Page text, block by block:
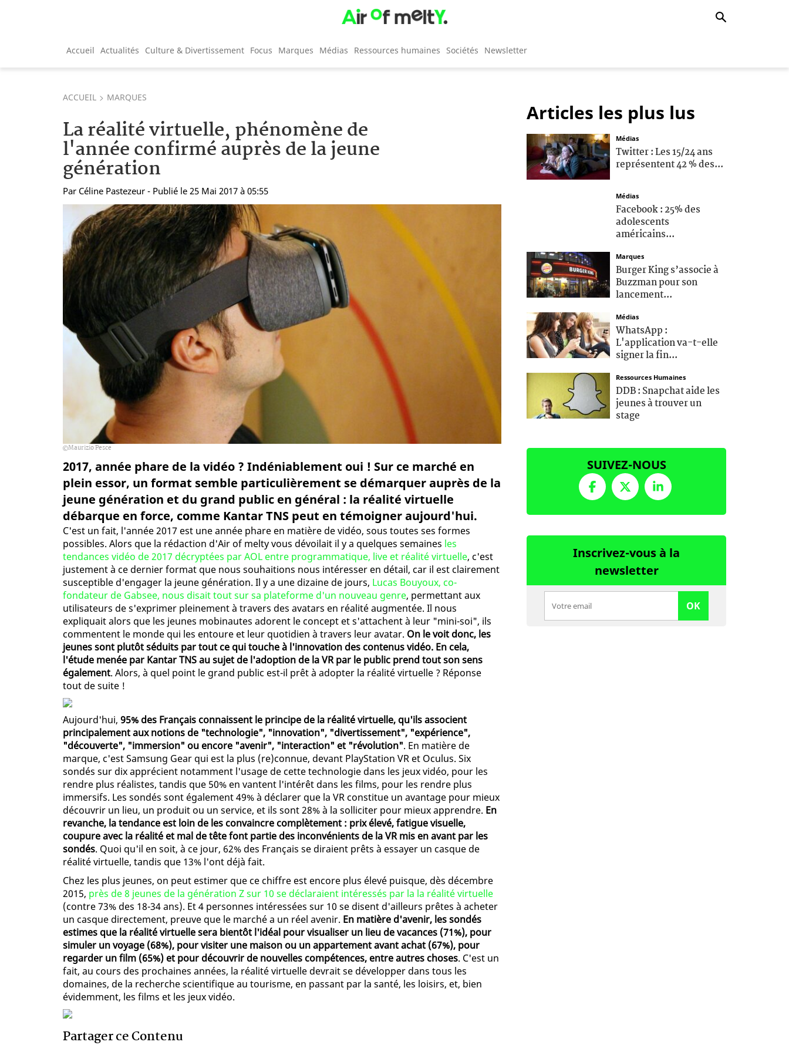
Accueil Actualités Culture & Divertissement Focus Marques Médias Ressources humaines Sociétés Newsletter
ACCUEIL MARQUES
La réalité virtuelle, phénomène de
l'année confirmé auprès de la jeune
génération
Par Céline Pastezeur - Publié le 25 Mai 2017 à 05:55
Maurizio Pesce
2017, année phare de la vidéo ? Indéniablement oui ! Sur ce marché en
plein essor, un format semble particulièrement se démarquer auprès de la
jeune génération et du grand public en général : la réalité virtuelle
débarque en force, comme Kantar TNS peut en témoigner aujourd'hui.
C'est un fait, l'année 2017 est une année phare en matière de vidéo, sous toutes ses formes
possibles. Alors que la rédaction d'Air of melty vous dévoilait il y a quelques semaines les
tendances vidéo de 2017 décryptées par AOL entre programmatique, live et réalité virtuelle, c'est
justement à ce dernier format que nous souhaitions nous intéresser en détail, car il est clairement
susceptible d'engager la jeune génération. Il y a une dizaine de jours, Lucas Bouyoux, co-
fondateur de Gabsee, nous disait tout sur sa plateforme d'un nouveau genre, permettant aux
utilisateurs de s'exprimer pleinement à travers des avatars en réalité augmentée. Il nous
expliquait alors que les jeunes mobinautes adorent le concept et s'attachent à leur "mini-soi", ils
commentent le monde qui les entoure et leur quotidien à travers leur avatar. On le voit donc, les
jeunes sont plutôt séduits par tout ce qui touche à l'innovation des contenus vidéo. En cela,
l'étude menée par Kantar TNS au sujet de l'adoption de la VR par le public prend tout son sens
également. Alors, à quel point le grand public est-il prêt à adopter la réalité virtuelle ? Réponse
tout de suite !
Aujourd'hui, 95% des Français connaissent le principe de la réalité virtuelle, qu'ils associent
principalement aux notions de "technologie", "innovation", "divertissement", "expérience",
"découverte", "immersion" ou encore "avenir", "interaction" et "révolution". En matière de
marque, c'est Samsung Gear qui est la plus (re)connue, devant PlayStation VR et Oculus. Six
sondés sur dix apprécient notamment l'usage de cette technologie dans les jeux vidéo, pour les
rendre plus réalistes, tandis que 50% en vantent l'intérêt dans les films, pour les rendre plus
immersifs. Les sondés sont également 49% à déclarer que la VR constitue un avantage pour mieux
découvrir un lieu, un produit ou un service, et ils sont 28% à la solliciter pour mieux apprendre. En
revanche, la tendance est loin de les convaincre complètement : prix élevé, fatigue visuelle,
coupure avec la réalité et mal de tête font partie des inconvénients de la VR mis en avant par les
sondés. Quoi qu'il en soit, à ce jour, 62% des Français se diraient prêts à essayer un casque de
réalité virtuelle, tandis que 13% l'ont déjà fait.
Chez les plus jeunes, on peut estimer que ce chiffre est encore plus élevé puisque, dès décembre
2015, près de 8 jeunes de la génération Z sur 10 se déclaraient intéressés par la la réalité virtuelle
(contre 73% des 18-34 ans). Et 4 personnes intéressées sur 10 se disent d'ailleurs prêtes à acheter
un casque directement, preuve que le marché a un réel avenir. En matière d'avenir, les sondés
estimes que la réalité virtuelle sera bientôt l'idéal pour visualiser un lieu de vacances (71%), pour
simuler un voyage (68%), pour visiter une maison ou un appartement avant achat (67%), pour
regarder un film (65%) et pour découvrir de nouvelles compétences, entre autres choses. C'est un
fait, au cours des prochaines années, la réalité virtuelle devrait se développer dans tous les
domaines, de la recherche scientifique au tourisme, en passant par la santé, les loisirs, et, bien
évidemment, les films et les jeux vidéo.
Partager ce Contenu
Articles les plus lus
Médias
Twitter : Les 15/24 ans
représentent 42 % des...
Médias
Facebook : 25% des
adolescents
américains...
Marques
Burger King s’associe à
Buzzman pour son
lancement...
Médias
WhatsApp :
L'application va-t-elle
signer la fin...
Ressources Humaines
DDB : Snapchat aide les
jeunes à trouver un
stage
SUIVEZ-NOUS
Inscrivez-vous à la
newsletter
OK